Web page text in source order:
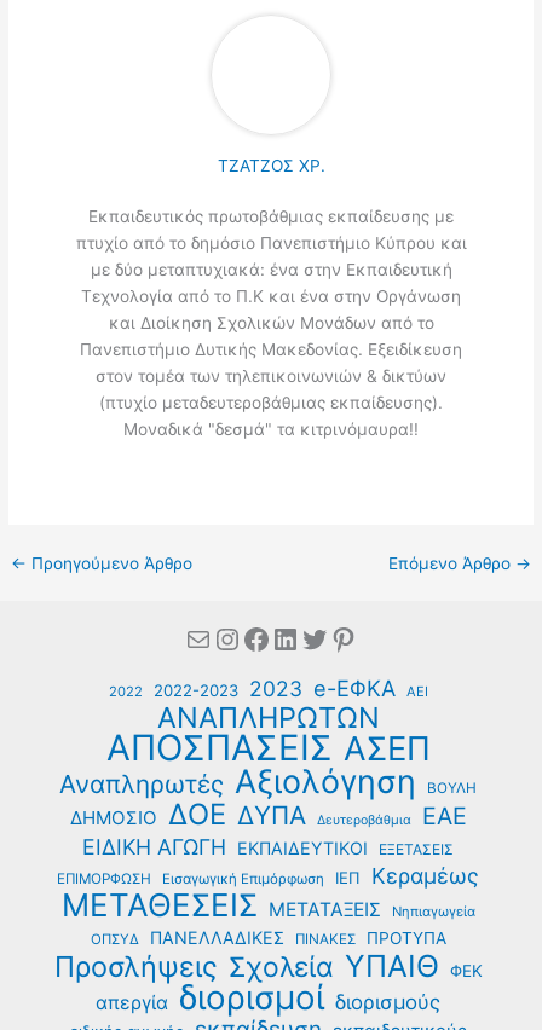
ΤΖΑΤΖΟΣ ΧΡ.
Εκπαιδευτικός πρωτοβάθμιας εκπαίδευσης με
πτυχίο από το δημόσιο Πανεπιστήμιο Κύπρου και
με δύο μεταπτυχιακά: ένα στην Εκπαιδευτική
Τεχνολογία από το Π.Κ και ένα στην Οργάνωση
και Διοίκηση Σχολικών Μονάδων από το
Πανεπιστήμιο Δυτικής Μακεδονίας. Εξειδίκευση
στον τομέα των τηλεπικοινωνιών & δικτύων
(πτυχίο μεταδευτεροβάθμιας εκπαίδευσης).
Μοναδικά "δεσμά" τα κιτρινόμαυρα!!
← Προηγούμενο Άρθρο Επόμενο Άρθρο →
MailInstagram
Facebook
Linkedin
Twitter
Pinterest
2022 2022-2023 2023 e-ΕΦΚΑ ΑΕΙ
ΑΝΑΠΛΗΡΩΤΩΝ
ΑΠΟΣΠΑΣΕΙΣ ΑΣΕΠ
Αναπληρωτές Αξιολόγηση ΒΟΥΛΗ
ΔΗΜΟΣΙΟ ΔΟΕ ΔΥΠΑ Δευτεροβάθμια ΕΑΕ
ΕΙΔΙΚΗ ΑΓΩΓΗ ΕΚΠΑΙΔΕΥΤΙΚΟΙ ΕΞΕΤΑΣΕΙΣ
ΕΠΙΜΟΡΦΩΣΗ Εισαγωγική Επιμόρφωση ΙΕΠ Κεραμέως
ΜΕΤΑΘΕΣΕΙΣ ΜΕΤΑΤΑΞΕΙΣ
Νηπιαγωγεία
ΟΠΣΥΔ
ΠΑΝΕΛΛΑΔΙΚΕΣ ΠΙΝΑΚΕΣ ΠΡΟΤΥΠΑ
Προσλήψεις Σχολεία ΥΠΑΙΘ ΦΕΚ
απεργία διορισμοί διορισμούς